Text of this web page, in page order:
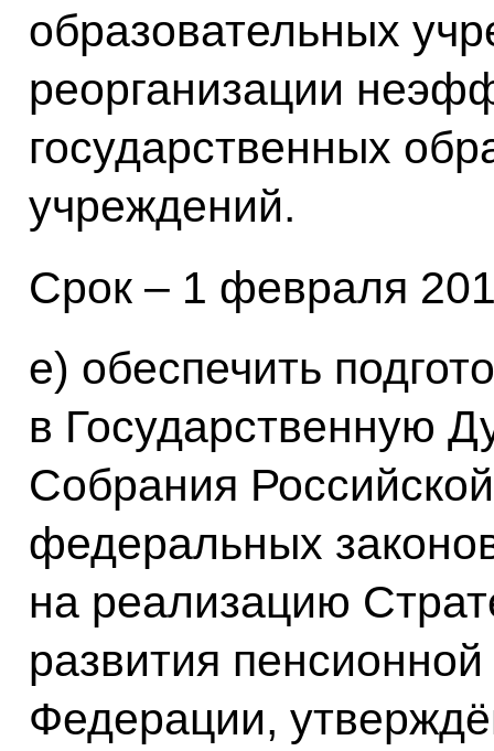
образовательных
реорганизации
государственных
учреждений.
Срок – 1 февраля
е) обеспечить
в Государственную
Собрания
федеральных
на реализацию
развития
Федерации,